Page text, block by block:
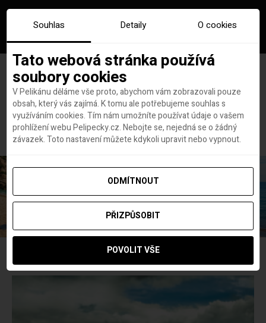
Hlavní stránka balkán
Štítek:balkán
Souhlas Detaily O cookies
Tato webová stránka používá
soubory cookies
V Pelikánu děláme vše proto, abychom vám zobrazovali pouze
obsah, který vás zajímá. K tomu ale potřebujeme souhlas s
využíváním cookies. Tím nám umožníte používat údaje o vašem
prohlížení webu Pelipecky.cz. Nebojte se, nejedná se o žádný
závazek. Toto nastavení můžete kdykoli upravit nebo vypnout.
ODMÍTNOUT
PŘIZPŮSOBIT
POVOLIT VŠE